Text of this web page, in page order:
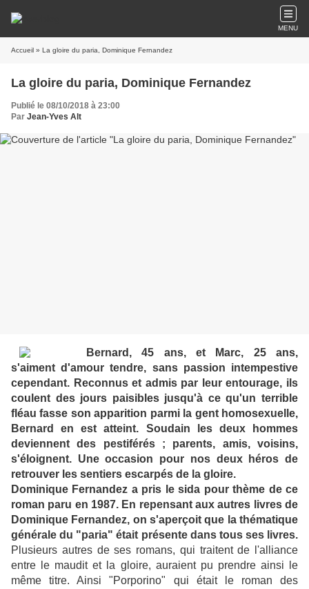
MENU
Accueil » La gloire du paria, Dominique Fernandez
La gloire du paria, Dominique Fernandez
Publié le 08/10/2018 à 23:00
Par Jean-Yves Alt
Bernard, 45 ans, et Marc, 25 ans,
s'aiment d'amour tendre, sans passion intempestive
cependant. Reconnus et admis par leur entourage, ils
coulent des jours paisibles jusqu'à ce qu'un terrible
fléau fasse son apparition parmi la gent homosexuelle,
Bernard en est atteint. Soudain les deux hommes
deviennent des pestiférés ; parents, amis, voisins,
s'éloignent. Une occasion pour nos deux héros de
retrouver les sentiers escarpés de la gloire.
Dominique Fernandez a pris le sida pour thème de ce
roman paru en 1987. En repensant aux autres livres de
Dominique Fernandez, on s'aperçoit que la thématique
générale du "paria" était présente dans tous ses livres.
Plusieurs autres de ses romans, qui traitent de l'alliance
entre le maudit et la gloire, auraient pu prendre ainsi le
même titre. Ainsi "Porporino" qui était le roman des